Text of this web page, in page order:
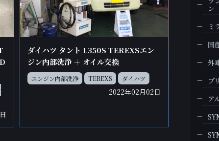
ダイハツ タント L350S TEREXSエン
ジン内部洗浄 ＋ オイル交換
エンジン内部洗浄 TEREXS ダイハツ
2022年02月02日
ン
ミ
国
外
プ
ア